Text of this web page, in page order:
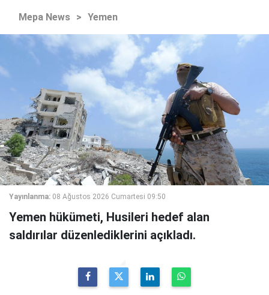
Mepa News > Yemen
Yayınlanma: 08 Ağustos 2026 Cumartesi 09:50
Yemen hükümeti, Husileri hedef alan
saldırılar düzenlediklerini açıkladı.